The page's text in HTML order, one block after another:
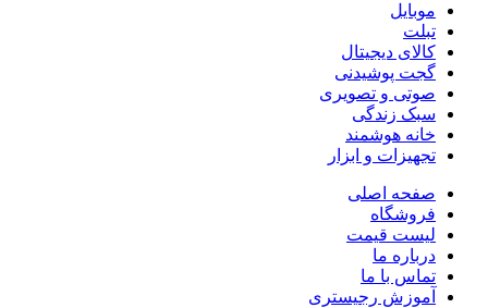
موبایل
تبلت
کالای دیجیتال
گجت پوشیدنی
صوتی و تصویری
سبک زندگی
خانه هوشمند
تجهیزات و ابزار
صفحه اصلی
فروشگاه
لیست قیمت
درباره ما
تماس با ما
آموزش رجیستری